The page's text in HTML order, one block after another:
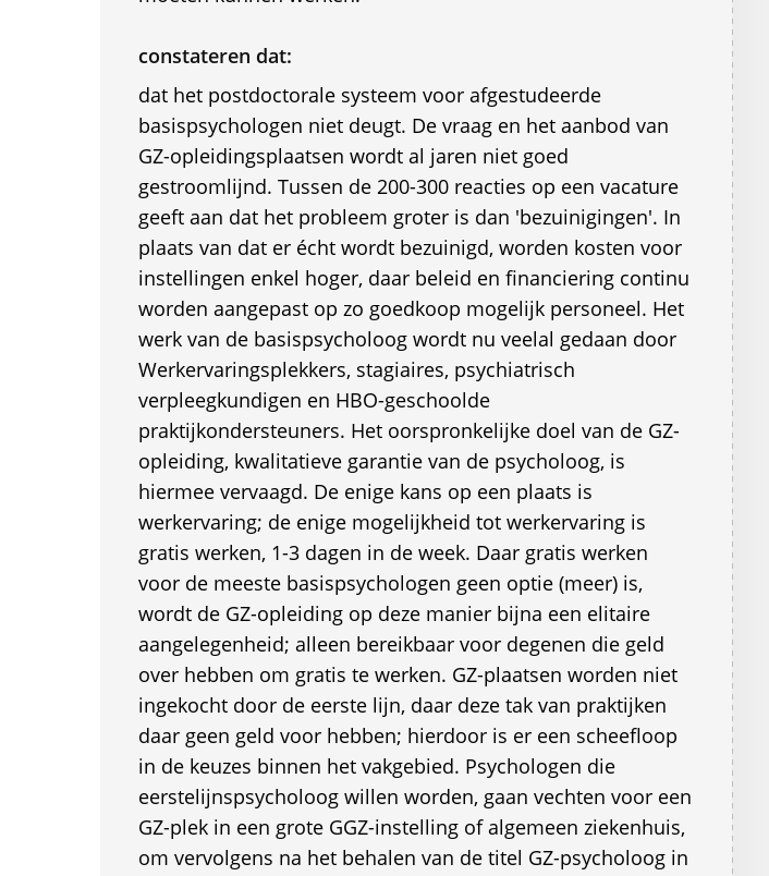
constateren dat:
dat het postdoctorale systeem voor afgestudeerde
basispsychologen niet deugt. De vraag en het aanbod van
GZ-opleidingsplaatsen wordt al jaren niet goed
gestroomlijnd. Tussen de 200-300 reacties op een vacature
geeft aan dat het probleem groter is dan 'bezuinigingen'. In
plaats van dat er écht wordt bezuinigd, worden kosten voor
instellingen enkel hoger, daar beleid en financiering continu
worden aangepast op zo goedkoop mogelijk personeel. Het
werk van de basispsycholoog wordt nu veelal gedaan door
Werkervaringsplekkers, stagiaires, psychiatrisch
verpleegkundigen en HBO-geschoolde
praktijkondersteuners. Het oorspronkelijke doel van de GZ-
opleiding, kwalitatieve garantie van de psycholoog, is
hiermee vervaagd. De enige kans op een plaats is
werkervaring; de enige mogelijkheid tot werkervaring is
gratis werken, 1-3 dagen in de week. Daar gratis werken
voor de meeste basispsychologen geen optie (meer) is,
wordt de GZ-opleiding op deze manier bijna een elitaire
aangelegenheid; alleen bereikbaar voor degenen die geld
over hebben om gratis te werken. GZ-plaatsen worden niet
ingekocht door de eerste lijn, daar deze tak van praktijken
daar geen geld voor hebben; hierdoor is er een scheefloop
in de keuzes binnen het vakgebied. Psychologen die
eerstelijnspsycholoog willen worden, gaan vechten voor een
GZ-plek in een grote GGZ-instelling of algemeen ziekenhuis,
om vervolgens na het behalen van de titel GZ-psycholoog in